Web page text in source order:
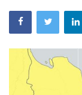
INDEKS
HEALTHY